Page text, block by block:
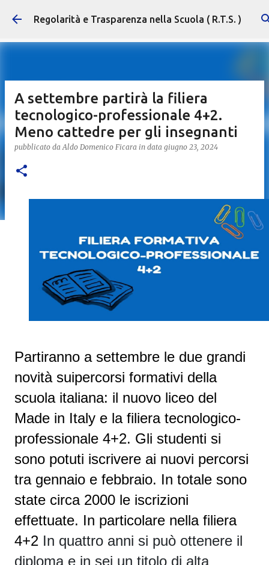
Passa ai contenuti principali
Regolarità e Trasparenza nella Scuola ( R.T.S. )
A settembre partirà la filiera
tecnologico-professionale 4+2.
Meno cattedre per gli insegnanti
pubblicato daAldo Domenico Ficara in data giugno 23, 2024
Partiranno a settembre le due grandi
novità suipercorsi formativi della
scuola italiana: il nuovo liceo del
Made in Italy e la filiera tecnologico-
professionale 4+2. Gli studenti si
sono potuti iscrivere ai nuovi percorsi
tra gennaio e febbraio. In totale sono
state circa 2000 le iscrizioni
effettuate. In particolare nella filiera
4+2 In quattro anni si può ottenere il
diploma e in sei un titolo di alta